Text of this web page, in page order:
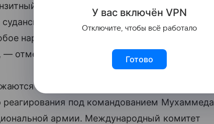
хаб для нефти, перекачиваемой
нефтепроводов для
нарушение поставок создает серьезные
отмечается в сообщении радиостанции.
интенсивные вооруженные
под командованием Мухаммеда
армии. Международный комитет
У вас включён VPN
Отключите, чтобы всё работало
Готово